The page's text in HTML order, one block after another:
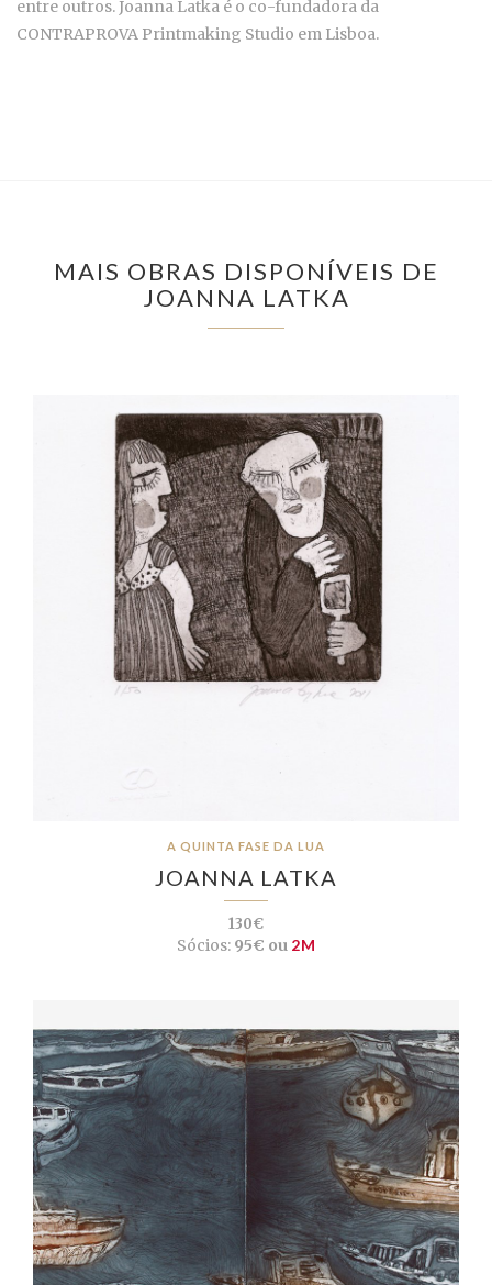
entre outros. Joanna Latka é o co-fundadora da
CONTRAPROVA Printmaking Studio em Lisboa.
MAIS OBRAS DISPONÍVEIS DE
JOANNA LATKA
A QUINTA FASE DA LUA
JOANNA LATKA
130€
Sócios:95€ ou 2M